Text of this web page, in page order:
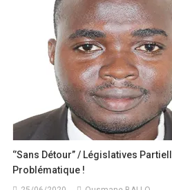
‘’Sans Détour’’ / Législatives
Problématique !